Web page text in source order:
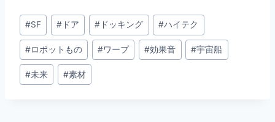
投
稿
タ
グ:
#SF # ドア # ドッキング #ハイテク
#ロボットもの #ワープ #効果音 #宇宙船
#未来 #素材